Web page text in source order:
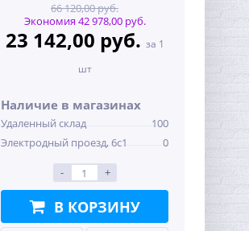
66 120,00 руб.
Экономия 42 978,00 руб.
23 142,00 руб. за 1
шт
Наличие в магазинах
Удаленный склад
100
Электродный проезд, 6с1
0
- +
В КОРЗИНУ